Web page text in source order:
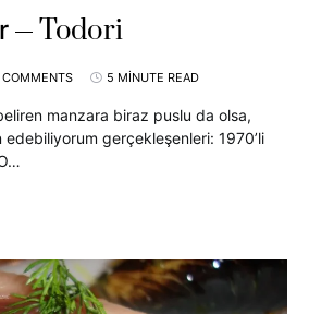
Todori
COMMENTS 5 MINUTE READ
manzara biraz puslu da olsa,
gerçekleşenleri: 1970’li